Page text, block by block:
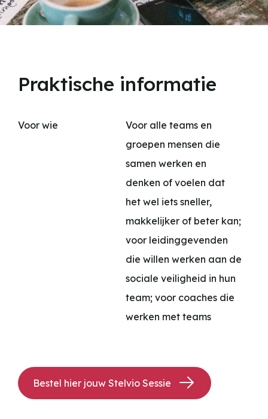
Praktische informatie
Voor wie
Voor alle teams en
groepen mensen die
samen werken en
denken of voelen dat
het wel iets sneller,
makkelijker of beter kan;
voor leidinggevenden
die willen werken aan de
sociale veiligheid in hun
team; voor coaches die
werken met teams
Bestel hier jouw Stelvio Sessie